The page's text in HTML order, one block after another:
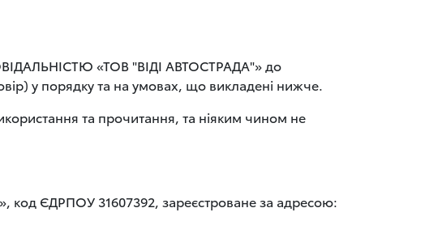
«ТОВ "ВІДІ АВТОСТРАДА"» до
у порядку та на умовах, що викладені нижче.
та прочитання, та ніяким чином не
ЄДРПОУ 31607392, зареєстроване за адресою: